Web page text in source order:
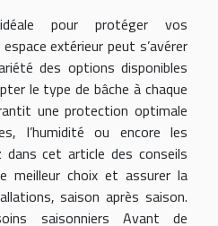
pour protéger vos
extérieur peut s’avérer
des options disponibles
le type de bâche à chaque
une protection optimale
l’humidité ou encore les
dans cet article des conseils
meilleur choix et assurer la
saison après saison.
saisonniers Avant de